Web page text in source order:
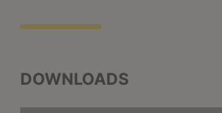
DOWNLOADS